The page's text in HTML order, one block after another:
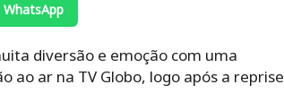
diversão e emoção com uma
ao ar na TV Globo, logo após a reprise